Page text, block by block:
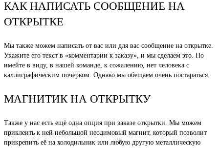
КАК НАПИСАТЬ СООБЩЕНИЕ НА
ОТКРЫТКЕ
Мы также можем написать от вас или для вас сообщение на открытке.
Укажите его текст в «комментарии к заказу», и мы сделаем это. Но
имейте в виду, в нашей команде, к сожалению, нет человека с
каллиграфическим почерком. Однако мы обещаем очень постараться.
МАГНИТИК НА ОТКРЫТКУ
Также у нас есть ещё одна опция при заказе открытки. Мы можем
приклеить к ней небольшой неодимовый магнит, который позволит
прикрепить её на холодильник или любую другую металлическую